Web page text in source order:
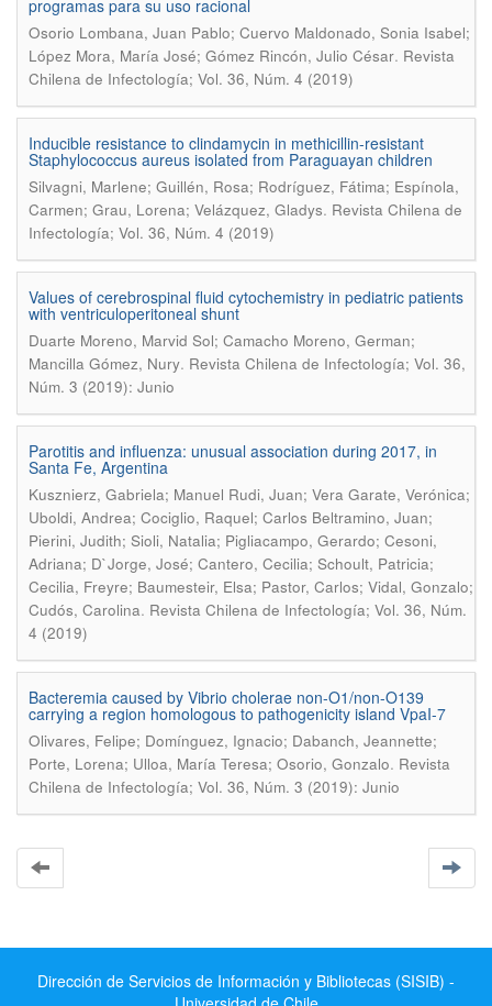
programas para su uso racional
Osorio Lombana, Juan Pablo; Cuervo Maldonado, Sonia Isabel;
López Mora, María José; Gómez Rincón, Julio César. Revista
Chilena de Infectología; Vol. 36, Núm. 4 (2019)
Inducible resistance to clindamycin in methicillin-resistant
Staphylococcus aureus isolated from Paraguayan children
Silvagni, Marlene; Guillén, Rosa; Rodríguez, Fátima; Espínola,
Carmen; Grau, Lorena; Velázquez, Gladys. Revista Chilena de
Infectología; Vol. 36, Núm. 4 (2019)
Values of cerebrospinal fluid cytochemistry in pediatric patients
with ventriculoperitoneal shunt
Duarte Moreno, Marvid Sol; Camacho Moreno, German;
Mancilla Gómez, Nury. Revista Chilena de Infectología; Vol. 36,
Núm. 3 (2019): Junio
Parotitis and influenza: unusual association during 2017, in
Santa Fe, Argentina
Kusznierz, Gabriela; Manuel Rudi, Juan; Vera Garate, Verónica;
Uboldi, Andrea; Cociglio, Raquel; Carlos Beltramino, Juan;
Pierini, Judith; Sioli, Natalia; Pigliacampo, Gerardo; Cesoni,
Adriana; D`Jorge, José; Cantero, Cecilia; Schoult, Patricia;
Cecilia, Freyre; Baumesteir, Elsa; Pastor, Carlos; Vidal, Gonzalo;
Cudós, Carolina. Revista Chilena de Infectología; Vol. 36, Núm.
4 (2019)
Bacteremia caused by Vibrio cholerae non-O1/non-O139
carrying a region homologous to pathogenicity island VpaI-7
Olivares, Felipe; Domínguez, Ignacio; Dabanch, Jeannette;
Porte, Lorena; Ulloa, María Teresa; Osorio, Gonzalo. Revista
Chilena de Infectología; Vol. 36, Núm. 3 (2019): Junio
Dirección de Servicios de Información y Bibliotecas (SISIB) -